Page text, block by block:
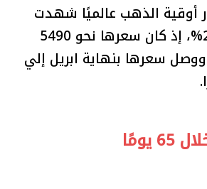
أوقية الذهب عالميًا شهدت
انخفاضا بنحو 20%، إذ كان سعرها نحو 5490
ووصل سعرها بنهاية ابريل إلي